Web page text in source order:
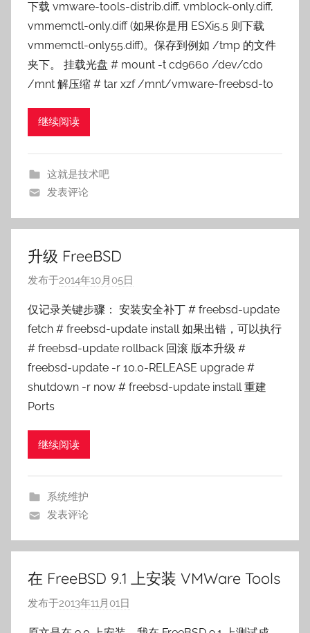
:
o
s
n
a
下载 vmware-tools-distrib.diff, vmblock-only.diff,
vmmemctl-only.diff (如果你是用 ESXi5.5 则下载
vmmemctl-only55.diff)。保存到例如 /tmp 的文件
夹下。 挂载光盘 # mount -t cd9660 /dev/cd0
/mnt 解压缩 # tar xzf /mnt/vmware-freebsd-to
继续阅读
这就是技术吧
发表评论
升级 FreeBSD
发布于2014年10月05日
:
o
s
n
a
仅记录关键步骤： 安装安全补丁 # freebsd-update
fetch # freebsd-update install 如果出错，可以执行
# freebsd-update rollback 回滚 版本升级 #
freebsd-update -r 10.0-RELEASE upgrade #
shutdown -r now # freebsd-update install 重建
Ports
继续阅读
系统维护
发表评论
在 FreeBSD 9.1 上安装 VMWare Tools
发布于2013年11月01日